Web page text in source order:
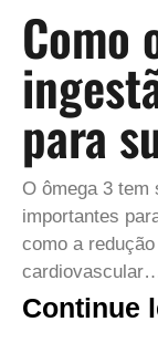
Como
para
O ômega 3 tem
importantes
como a
Continue